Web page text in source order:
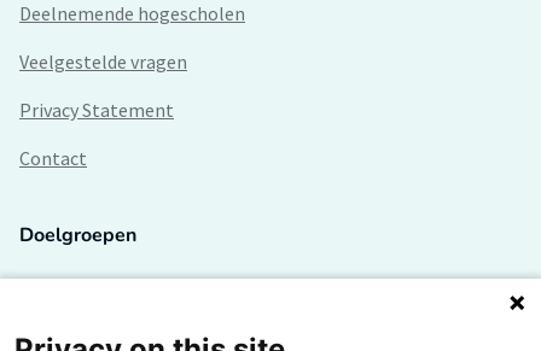
Deelnemende hogescholen
Veelgestelde vragen
Privacy Statement
Contact
Doelgroepen
Lectoren en onderzoekers